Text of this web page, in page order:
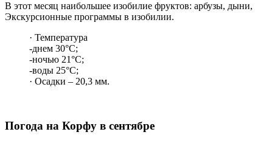
В этот месяц наибольшее изобилие фруктов: арбузы,
Экскурсионные программы в изобилии.
· Температура
-днем 30°C;
-ночью 21°C;
-воды 25°C;
· Осадки – 20,3 мм.
Погода на Корфу в сентябре